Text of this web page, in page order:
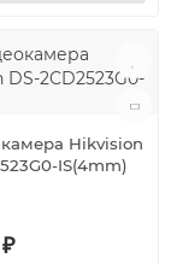
Hikvision
IS(4mm)